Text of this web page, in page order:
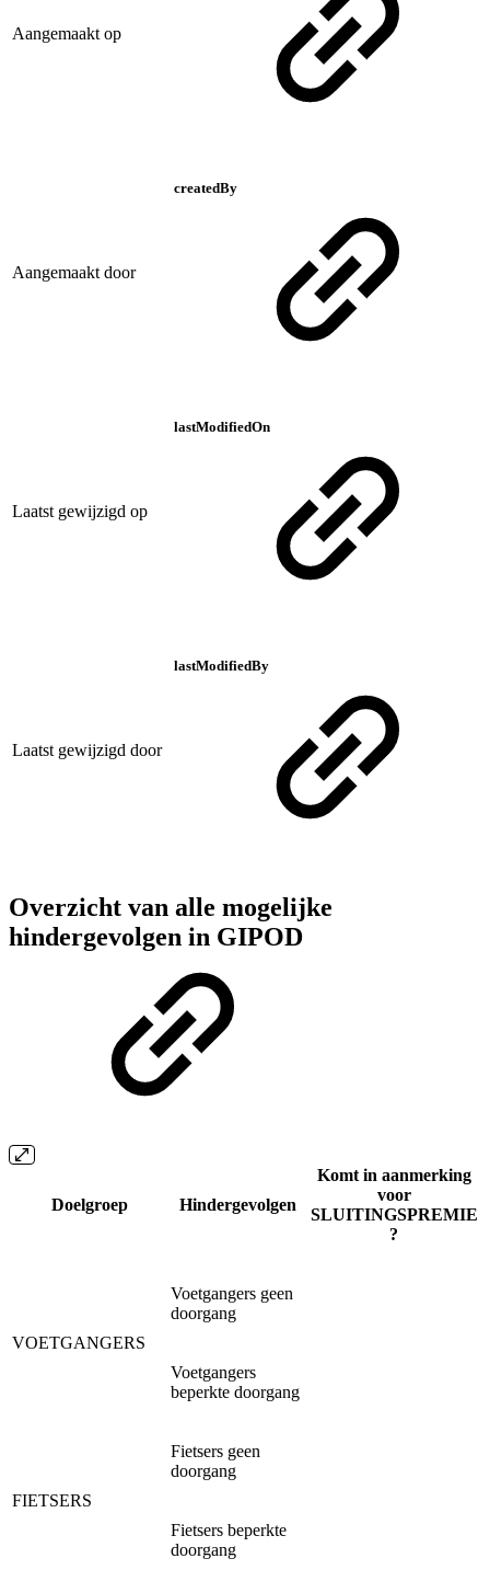
Aangemaakt op
Aangemaakt door
createdBy
Laatst gewijzigd op
lastModifiedOn
Laatst gewijzigd door
lastModifiedBy
Overzicht van alle mogelijke
hindergevolgen in GIPOD
Doelgroep Hindergevolgen
Komt in aanmerking
voor
SLUITINGSPREMIE
?
VOETGANGERS
Voetgangers geen
doorgang
Voetgangers
beperkte doorgang
FIETSERS
Fietsers geen
doorgang
Fietsers beperkte
doorgang